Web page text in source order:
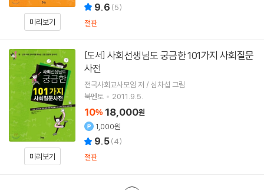
미리보기
9.6 (5)
절판
미리보기
[도서]
사전
전국사회교사모임 저 / 심차섭 그림
북멘토
2011.9.5.
10% 18,000원
1,000원
9.5(4)
절판